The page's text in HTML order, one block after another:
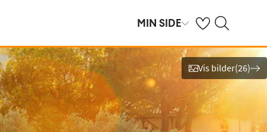
MIN SIDE Se dine sparte
Søk på ving.no
Vis bilder(26)